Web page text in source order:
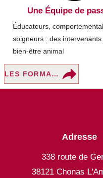
Une Équipe de
Éducateurs,
soigneurs : des
bien-être animal
LES FORMATIONS
Adresse
338 route de
38121 Chonas